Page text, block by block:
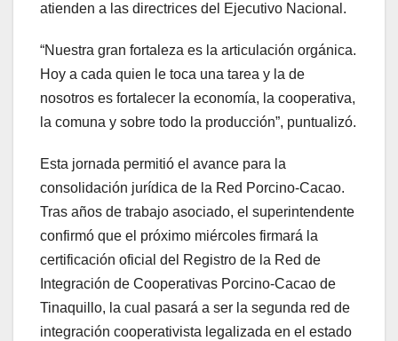
atienden a las directrices del Ejecutivo Nacional.
“Nuestra gran fortaleza es la articulación orgánica.
Hoy a cada quien le toca una tarea y la de
nosotros es fortalecer la economía, la cooperativa,
la comuna y sobre todo la producción”, puntualizó.
Esta jornada permitió el avance para la
consolidación jurídica de la Red Porcino-Cacao.
Tras años de trabajo asociado, el superintendente
confirmó que el próximo miércoles firmará la
certificación oficial del Registro de la Red de
Integración de Cooperativas Porcino-Cacao de
Tinaquillo, la cual pasará a ser la segunda red de
integración cooperativista legalizada en el estado